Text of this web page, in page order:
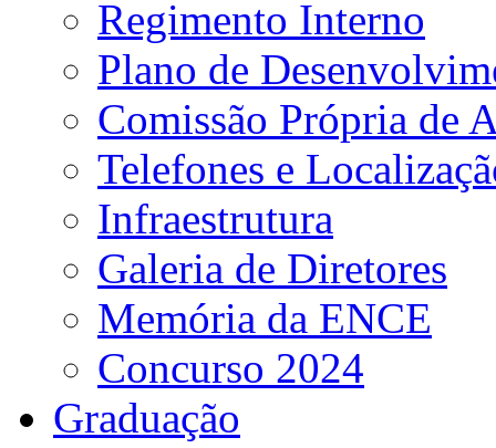
Regimento Interno
Plano de
Comissão Própria de
Telefones e
Infraestrutura
Galeria de Diretores
Memória da ENCE
Concurso 2024
Graduação